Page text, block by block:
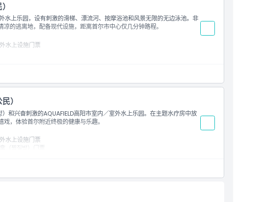
水上乐园，设有刺激的滑梯、漂流河、按摩浴池和风景无限的无边泳池。非
的逃离地，配备现代设施，距离首尔市中心仅几分钟路程。
水上设施门票
9点前进入汗蒸房
）
和兴奋刺激的AQUAFIELD高阳市室内／室外水上乐园。在主题水疗房中放
，体验首尔附近终极的健康与乐趣。
水上设施门票
찜질방）门票
场后20分钟自动上锁
上9:00前进入찜질방